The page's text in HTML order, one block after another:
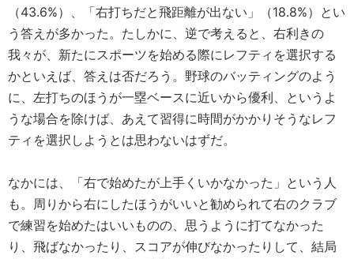
（43.6%）、「右打ちだと飛距離が出ない」（18.8%）とい
う答えが多かった。たしかに、逆で考えると、右利きの
我々が、新たにスポーツを始める際にレフティを選択する
かといえば、答えは否だろう。野球のバッティングのよう
に、左打ちのほうが一塁ベースに近いから優利、というよ
うな場合を除けば、あえて習得に時間がかかりそうなレフ
ティを選択しようとは思わないはずだ。
なかには、「右で始めたが上手くいかなかった」という人
も。周りから右にしたほうがいいと勧められて右のクラブ
で練習を始めたはいいものの、思うように打てなかった
り、飛ばなかったり、スコアが伸びなかったりして、結局